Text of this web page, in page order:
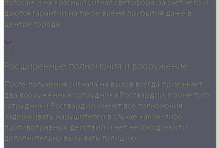
полосам и на красный сигнал светофора, за счет чего и
даются гарантии на такое время прибытия даже в
центре города.
Расширенные полномочия и вооружение
После получения сигнала на вызов всегда приезжает
два вооруженных сотрудника Росгвардии. Кроме того,
сотрудники Росгвардии имеют все полномочия
задерживать нарушителей в случае каких-либо
противоправных действий и нет необходимости
дополнительно вызывать полицию.